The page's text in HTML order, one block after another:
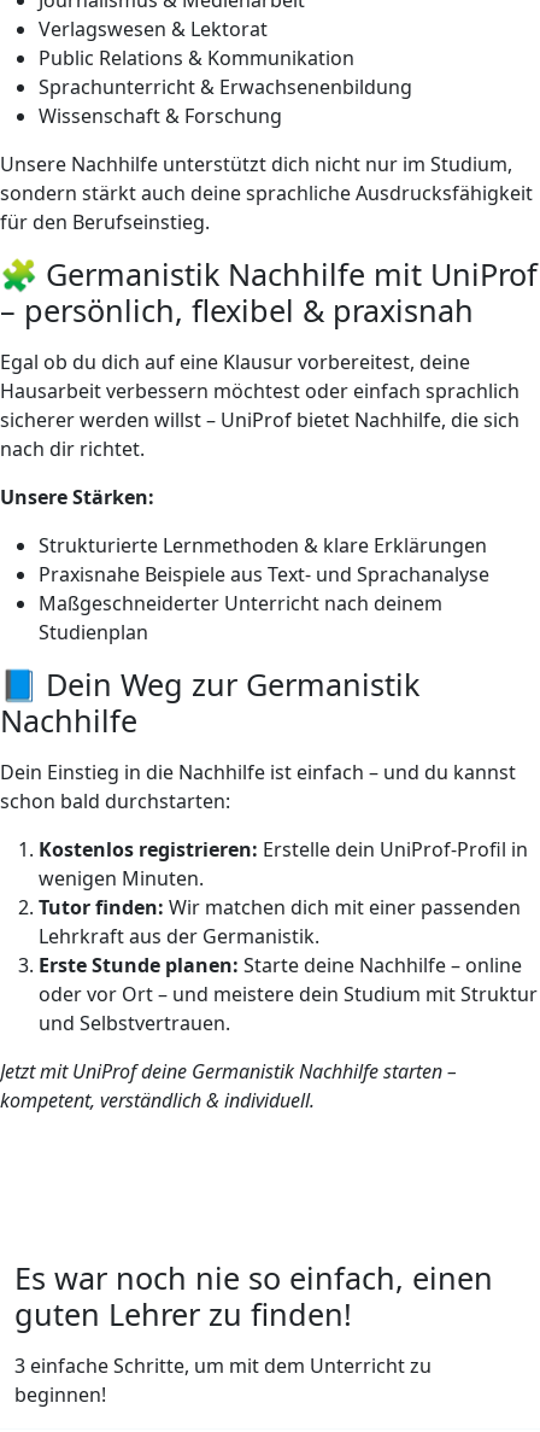
Verlagswesen & Lektorat
Public Relations & Kommunikation
Sprachunterricht & Erwachsenenbildung
Wissenschaft & Forschung
Unsere Nachhilfe unterstützt dich nicht nur im Studium,
sondern stärkt auch deine sprachliche Ausdrucksfähigkeit
für den Berufseinstieg.
🧩 Germanistik Nachhilfe mit UniProf
– persönlich, flexibel & praxisnah
Egal ob du dich auf eine Klausur vorbereitest, deine
Hausarbeit verbessern möchtest oder einfach sprachlich
sicherer werden willst – UniProf bietet Nachhilfe, die sich
nach dir richtet.
Unsere Stärken:
Strukturierte Lernmethoden & klare Erklärungen
Praxisnahe Beispiele aus Text- und Sprachanalyse
Maßgeschneiderter Unterricht nach deinem
Studienplan
📘 Dein Weg zur Germanistik
Nachhilfe
Dein Einstieg in die Nachhilfe ist einfach – und du kannst
schon bald durchstarten:
Kostenlos registrieren: Erstelle dein UniProf-Profil in
wenigen Minuten.
Tutor finden: Wir matchen dich mit einer passenden
Lehrkraft aus der Germanistik.
Erste Stunde planen: Starte deine Nachhilfe – online
oder vor Ort – und meistere dein Studium mit Struktur
und Selbstvertrauen.
Jetzt mit UniProf deine Germanistik Nachhilfe starten –
kompetent, verständlich & individuell.
Es war noch nie so einfach, einen
guten Lehrer zu finden!
3 einfache Schritte, um mit dem Unterricht zu
beginnen!